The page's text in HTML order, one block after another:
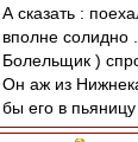
А сказать :
вполне
Болельщик )
Он аж из
бы его в пьяницу